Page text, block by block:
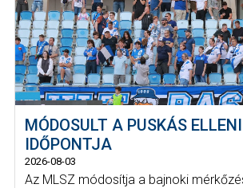
MÓDOSULT A PUSKÁS
IDŐPONTJA
2026-08-03
Az MLSZ módosítja a bajnoki